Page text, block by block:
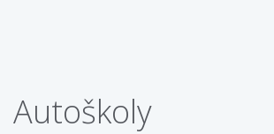
Autoškoly